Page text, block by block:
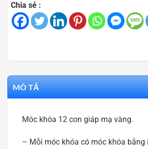
Chia sẻ :
MÔ TẢ
Móc khóa 12 con giáp mạ vàng.
– Mỗi móc khóa có móc khóa bằng